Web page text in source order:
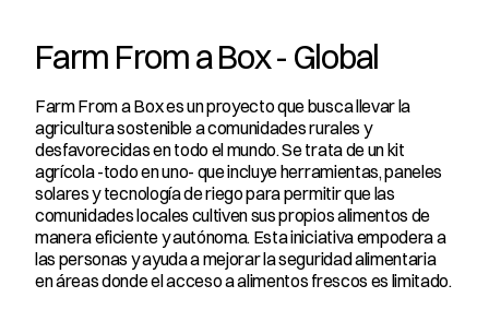
Farm From a Box - Global
Farm From a Box es un proyecto que busca llevar la
agricultura sostenible a comunidades rurales y
desfavorecidas en todo el mundo. Se trata de un kit
agrícola -todo en uno- que incluye herramientas, paneles
solares y tecnología de riego para permitir que las
comunidades locales cultiven sus propios alimentos de
manera eficiente y autónoma. Esta iniciativa empodera a
las personas y ayuda a mejorar la seguridad alimentaria
en áreas donde el acceso a alimentos frescos es limitado.